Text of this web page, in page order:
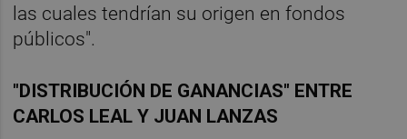
las cuales tendrían su origen en fondos
públicos".
"DISTRIBUCIÓN DE GANANCIAS" ENTRE
CARLOS LEAL Y JUAN LANZAS